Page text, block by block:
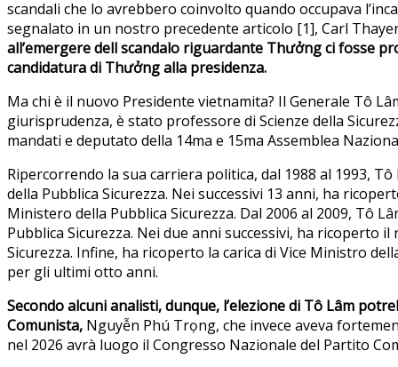
scandali che lo avrebbero coinvolto quando occupava
segnalato in un nostro precedente articolo [1], Carl
all’emergere dell scandalo riguardante Thưởng ci fosse
candidatura di Thưởng alla presidenza.
Ma chi è il nuovo Presidente vietnamita? Il Generale Tô
giurisprudenza, è stato professore di Scienze della
mandati e deputato della 14ma e 15ma Assemblea
Ripercorrendo la sua carriera politica, dal 1988 al 1993,
della Pubblica Sicurezza. Nei successivi 13 anni, ha
Ministero della Pubblica Sicurezza. Dal 2006 al 2009, Tô
Pubblica Sicurezza. Nei due anni successivi, ha ricoperto
Sicurezza. Infine, ha ricoperto la carica di Vice Ministro
per gli ultimi otto anni.
Secondo alcuni analisti, dunque, l’elezione di Tô Lâm
Comunista, Nguyễn Phú Trọng, che invece aveva
nel 2026 avrà luogo il Congresso Nazionale del Partito